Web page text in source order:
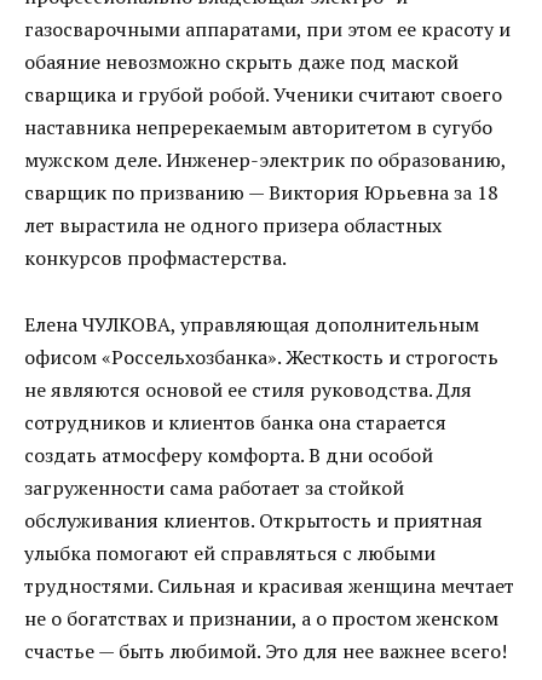
газосварочными аппаратами, при этом ее красоту и
обаяние невозможно скрыть даже под маской
сварщика и грубой робой. Ученики считают своего
наставника непререкаемым авторитетом в сугубо
мужском деле. Инженер-электрик по образованию,
сварщик по призванию — Виктория Юрьевна за 18
лет вырастила не одного призера областных
конкурсов профмастерства.
Елена ЧУЛКОВА, управляющая дополнительным
офисом «Россельхозбанка». Жесткость и строгость
не являются основой ее стиля руководства. Для
сотрудников и клиентов банка она старается
создать атмосферу комфорта. В дни особой
загруженности сама работает за стойкой
обслуживания клиентов. Открытость и приятная
улыбка помогают ей справляться с любыми
трудностями. Сильная и красивая женщина мечтает
не о богатствах и признании, а о простом женском
счастье — быть любимой. Это для нее важнее всего!